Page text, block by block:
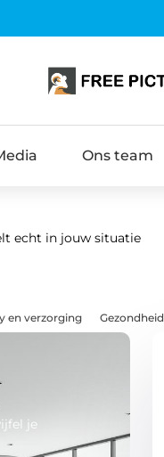
Ons team
echt in jouw situatie
en verzorging Gezondheid
je